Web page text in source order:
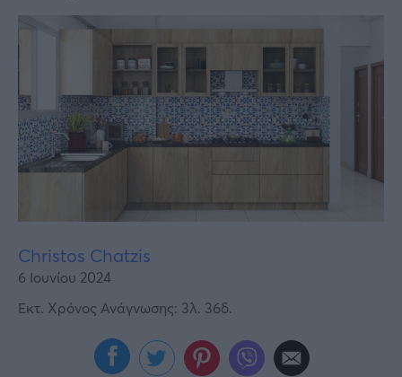
Γυναίκα
Christos Chatzis
6 Ιουνίου 2024
Εκτ. Χρόνος Ανάγνωσης: 3λ. 36δ.